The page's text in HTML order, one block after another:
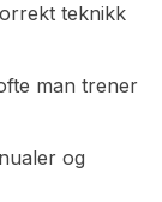
teknikk
man trener
og